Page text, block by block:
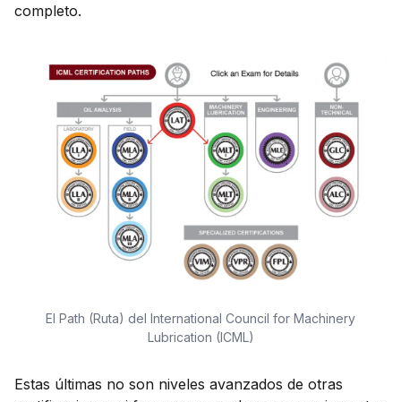
completo.
El Path (Ruta) del International Council for Machinery
Lubrication (ICML)
Estas últimas no son niveles avanzados de otras